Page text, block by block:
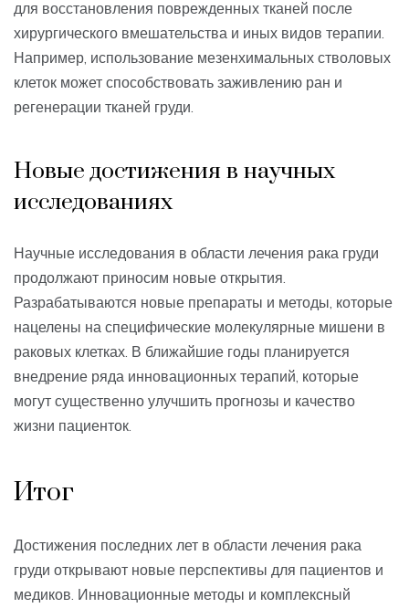
для восстановления поврежденных тканей после
хирургического вмешательства и иных видов терапии.
Например, использование мезенхимальных стволовых
клеток может способствовать заживлению ран и
регенерации тканей груди.
Новые достижения в научных
исследованиях
Научные исследования в области лечения рака груди
продолжают приносим новые открытия.
Разрабатываются новые препараты и методы, которые
нацелены на специфические молекулярные мишени в
раковых клетках. В ближайшие годы планируется
внедрение ряда инновационных терапий, которые
могут существенно улучшить прогнозы и качество
жизни пациенток.
Итог
Достижения последних лет в области лечения рака
груди открывают новые перспективы для пациентов и
медиков. Инновационные методы и комплексный